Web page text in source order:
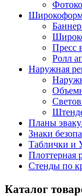
Пресс
Ролл
Наружная
Планы
Знаки
Таблички и
Плоттерная
Стенды по
Каталог